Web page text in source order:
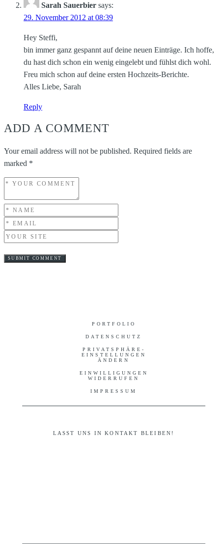
Sarah Sauerbier says:
29. November 2012 at 08:39
Hey Steffi,
bin immer ganz gespannt auf deine neuen Einträge. Ich hoffe,
du hast dich schon ein wenig eingelebt und fühlst dich wohl.
Freu mich schon auf deine ersten Hochzeits-Berichte.
Alles Liebe, Sarah
Reply
ADD A COMMENT
Your email address will not be published. Required fields are
marked *
PORTFOLIO
DATENSCHUTZ
PRIVATSPHÄRE-
EINSTELLUNGEN
ÄNDERN
EINWILLIGUNGEN
WIDERRUFEN
IMPRESSUM
LASST UNS IN KONTAKT BLEIBEN!